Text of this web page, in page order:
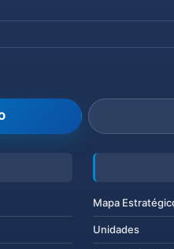
Mapa
Unidades